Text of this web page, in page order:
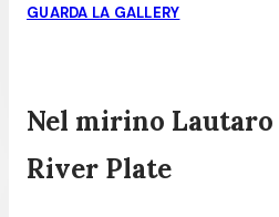
GUARDA LA GALLERY
Nel mirino
River Plate